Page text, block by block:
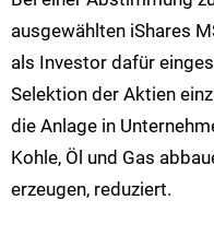
ausgewählten iShares
als Investor dafür
Selektion der Aktien
die Anlage in
Kohle, Öl und Gas
erzeugen, reduziert.